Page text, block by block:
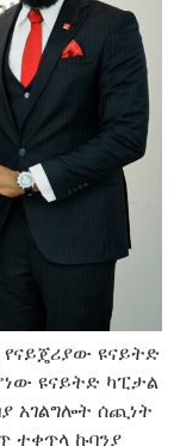
የናይጄሪያው ዩናይትድ
ዩናይትድ ካፒታል
አገልግሎት ሰጪነት
ተቀጥላ ኩባንያ